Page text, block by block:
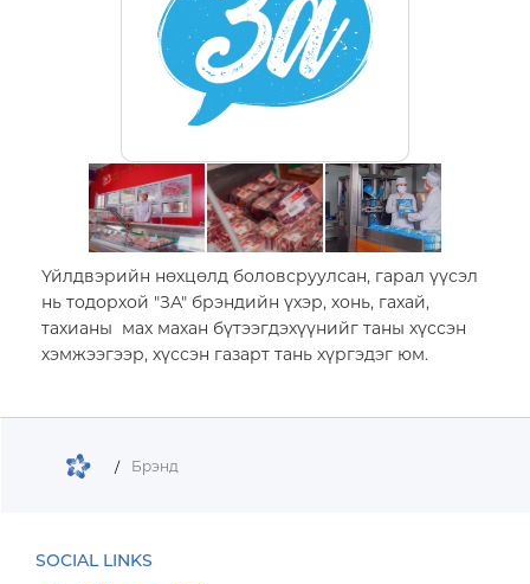
Салбар байршил
Үйлдвэрийн нөхцөлд боловсруулсан, гарал үүсэл
нь тодорхой "ЗА" брэндийн үхэр, хонь, гахай,
тахианы мах махан бүтээгдэхүүнийг таны хүссэн
хэмжээгээр, хүссэн газарт тань хүргэдэг юм.
/ Брэнд
SOCIAL LINKS